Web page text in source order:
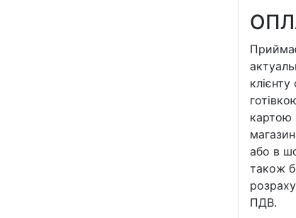
картою
або в
також
ПДВ.